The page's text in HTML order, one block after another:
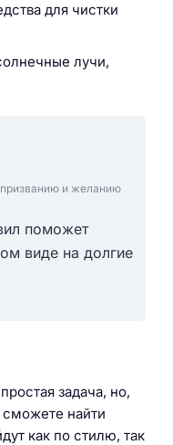
для чистки
лучи,
и желанию
поможет
виде на долгие
задача, но,
найти
как по стилю, так